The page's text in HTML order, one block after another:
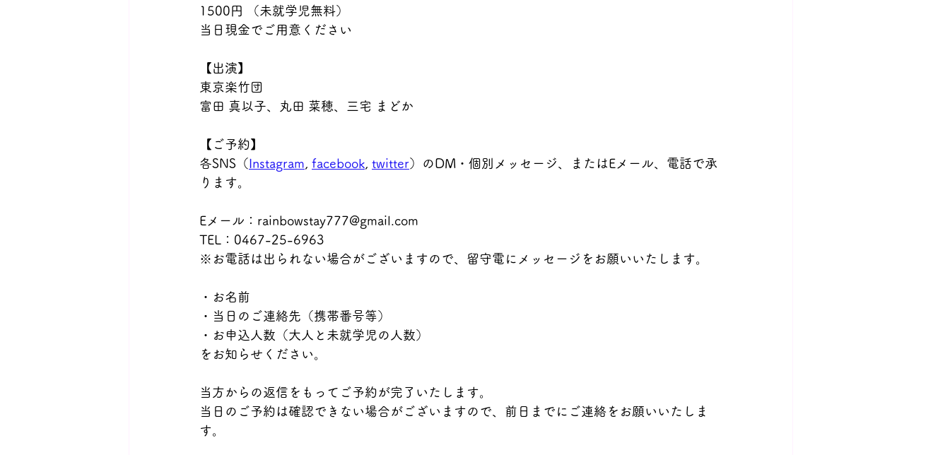
1500円 （未就学児無料）
当日現金でご用意ください
【出演】
東京楽竹団
富田 真以子、丸田 菜穂、三宅 まどか
【ご予約】
各SNS（Instagram facebook twitter）のDM・個別メッセージ、またはEメール、電話で承
ります。
Eメール：rainbowstay777@gmail.com
TEL：0467-25-6963
※お電話は出られない場合がございますので、留守電にメッセージをお願いいたします。
・お名前
・当日のご連絡先（携帯番号等）
・お申込人数（大人と未就学児の人数）
をお知らせください。
当方からの返信をもってご予約が完了いたします。
当日のご予約は確認できない場合がございますので、前日までにご連絡をお願いいたしま
す。